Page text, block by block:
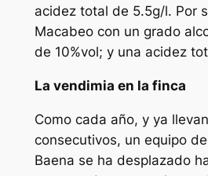
acidez total de 5.5g/l. Por
Macabeo con un grado
de 10%vol; y una acidez
La vendimia en la finca
Como cada año, y ya
consecutivos, un equipo
Baena se ha desplazado